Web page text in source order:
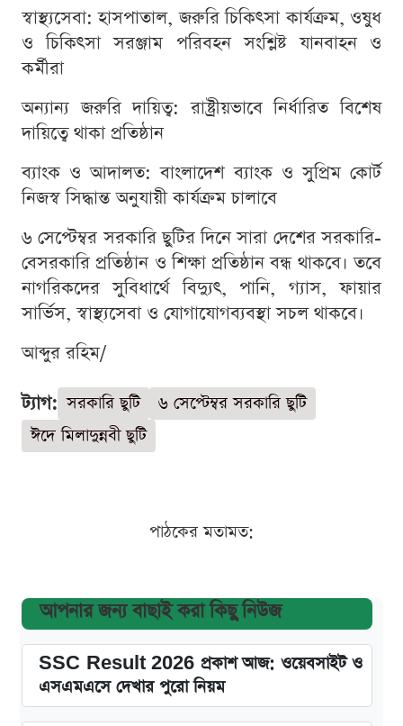
স্বাস্থ্যসেবা: হাসপাতাল, জরুরি চিকিৎসা কার্যক্রম, ওষুধ
ও চিকিৎসা সরঞ্জাম পরিবহন সংশ্লিষ্ট যানবাহন ও
কর্মীরা
অন্যান্য জরুরি দায়িত্ব: রাষ্ট্রীয়ভাবে নির্ধারিত বিশেষ
দায়িত্বে থাকা প্রতিষ্ঠান
ব্যাংক ও আদালত: বাংলাদেশ ব্যাংক ও সুপ্রিম কোর্ট
নিজস্ব সিদ্ধান্ত অনুযায়ী কার্যক্রম চালাবে
৬ সেপ্টেম্বর সরকারি ছুটির দিনে সারা দেশের সরকারি-
বেসরকারি প্রতিষ্ঠান ও শিক্ষা প্রতিষ্ঠান বন্ধ থাকবে। তবে
নাগরিকদের সুবিধার্থে বিদ্যুৎ, পানি, গ্যাস, ফায়ার
সার্ভিস, স্বাস্থ্যসেবা ও যোগাযোগব্যবস্থা সচল থাকবে।
আব্দুর রহিম/
ট্যাগ: সরকারি ছুটি
৬ সেপ্টেম্বর সরকারি ছুটি
ঈদে মিলাদুন্নবী ছুটি
পাঠকের মতামত:
আপনার জন্য বাছাই করা কিছু নিউজ
SSC Result 2026 প্রকাশ আজ: ওয়েবসাইট ও
এসএমএসে দেখার পুরো নিয়ম